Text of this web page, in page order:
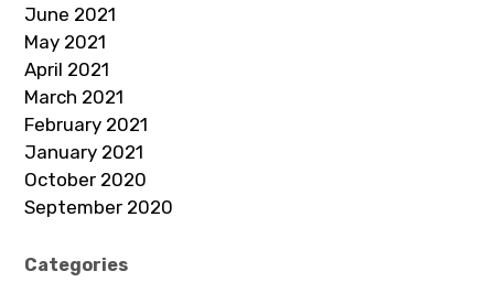
June 2021
May 2021
April 2021
March 2021
February 2021
January 2021
October 2020
September 2020
Categories